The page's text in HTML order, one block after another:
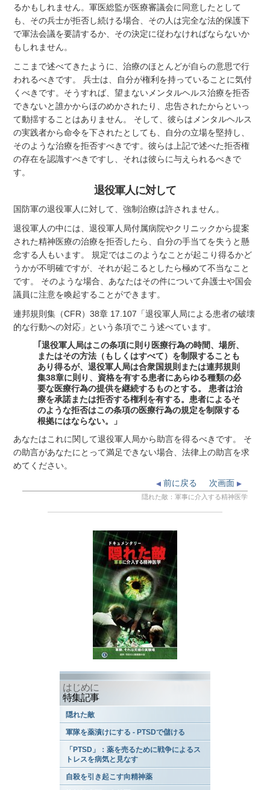
るかもしれません。軍医総監が医療審議会に同意したとして
も、その兵士が拒否し続ける場合、その人は完全な法的保護下
で軍法会議を要請するか、その決定に従わなければならないか
もしれません。
ここまで述べてきたように、治療のほとんどが自らの意思で行
われるべきです。 兵士は、自分が権利を持っていることに気付
くべきです。そうすれば、望まないメンタルヘルス治療を拒否
できないと誰かからほのめかされたり、忠告されたからといっ
て動揺することはありません。 そして、彼らはメンタルヘルス
の実践者から命令を下されたとしても、自分の立場を堅持し、
そのような治療を拒否すべきです。彼らは上記で述べた拒否権
の存在を認識すべきですし、それは彼らに与えられるべきで
す。
退役軍人に対して
国防軍の退役軍人に対して、強制治療は許されません。
退役軍人の中には、退役軍人局付属病院やクリニックから提案
された精神医療の治療を拒否したら、自分の手当てを失うと懸
念する人もいます。 規定ではこのようなことが起こり得るかど
うかが不明確ですが、それが起こるとしたら極めて不当なこと
です。 そのような場合、あなたはその件について弁護士や国会
議員に注意を喚起することができます。
連邦規則集（CFR）38章 17.107「退役軍人局による患者の破壊
的な行動への対応」という条項でこう述べています。
｢退役軍人局はこの条項に則り医療行為の時間、場所、
またはその方法（もしくはすべて）を制限することも
あり得るが、退役軍人局は合衆国規則または連邦規則
集38章に則り、資格を有する患者にあらゆる種類の必
要な医療行為の提供を継続するものとする。 患者は治
療を承諾または拒否する権利を有する。患者によるそ
のような拒否はこの条項の医療行為の規定を制限する
根拠にはならない。」
あなたはこれに関して退役軍人局から助言を得るべきです。 そ
の助言があなたにとって満足できない場合、法律上の助言を求
めてください。
次画面
前に戻る
隠れた敵：軍事に介入する精神医学
はじめに
特集記事
隠れた敵
軍隊を薬漬けにする - PTSDで儲ける
「PTSD」：薬を売るために戦争によるス
トレスを病気と見なす
自殺を引き起こす向精神薬